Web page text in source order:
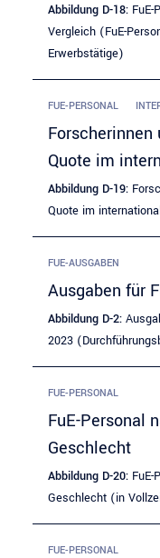
Abbildung D-18:
Vergleich (FuE-
Erwerbstätige)
FUE-PERSONAL
Forscherinnen
Quote im
Abbildung D-19:
Quote im
FUE-AUSGABEN
Ausgaben für
Abbildung D-2:
2023
FUE-PERSONAL
FuE-Personal
Geschlecht
Abbildung D-20:
Geschlecht (in
FUE-PERSONAL